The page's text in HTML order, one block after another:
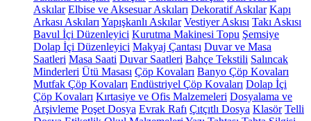
Askılar Elbise ve Aksesuar Askıları Dekoratif Askılar Kapı
Arkası Askıları Yapışkanlı Askılar Vestiyer Askısı Takı Askısı
Bavul İçi Düzenleyici Kurutma Makinesi Topu Şemsiye
Dolap İçi Düzenleyici Makyaj Çantası Duvar ve Masa
Saatleri Masa Saati Duvar Saatleri Bahçe Tekstili Salıncak
Minderleri Ütü Masası Çöp Kovaları Banyo Çöp Kovaları
Mutfak Çöp Kovaları Endüstriyel Çöp Kovaları Dolap İçi
Çöp Kovaları Kırtasiye ve Ofis Malzemeleri Dosyalama ve
Arşivleme Poşet Dosya Evrak Rafı Çıtçıtlı Dosya Klasör Telli